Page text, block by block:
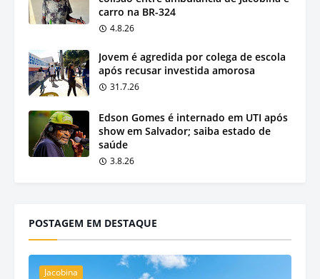
carro na BR-324
4.8.26
Jovem é agredida por colega de escola
após recusar investida amorosa
31.7.26
Edson Gomes é internado em UTI após
show em Salvador; saiba estado de
saúde
3.8.26
POSTAGEM EM DESTAQUE
Jacobina